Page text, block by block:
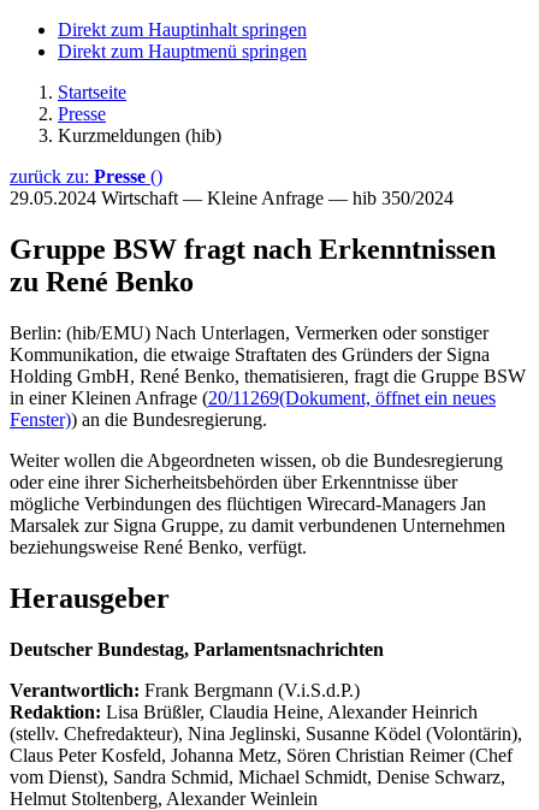
Direkt zum Hauptinhalt springen
Direkt zum Hauptmenü springen
Startseite
Presse
Kurzmeldungen (hib)
zurück zu: Presse ()
29.05.2024 Wirtschaft — Kleine Anfrage — hib 350/2024
Gruppe BSW fragt nach Erkenntnissen
zu René Benko
Berlin: (hib/EMU) Nach Unterlagen, Vermerken oder sonstiger
Kommunikation, die etwaige Straftaten des Gründers der Signa
Holding GmbH, René Benko, thematisieren, fragt die Gruppe BSW
in einer Kleinen Anfrage (20/11269(Dokument, öffnet ein neues
Fenster)) an die Bundesregierung.
Weiter wollen die Abgeordneten wissen, ob die Bundesregierung
oder eine ihrer Sicherheitsbehörden über Erkenntnisse über
mögliche Verbindungen des flüchtigen Wirecard-Managers Jan
Marsalek zur Signa Gruppe, zu damit verbundenen Unternehmen
beziehungsweise René Benko, verfügt.
Herausgeber
Deutscher Bundestag, Parlamentsnachrichten
Verantwortlich: Frank Bergmann (V.i.S.d.P.)
Redaktion: Lisa Brüßler, Claudia Heine, Alexander Heinrich
(stellv. Chefredakteur), Nina Jeglinski, Susanne Ködel (Volontärin),
Claus Peter Kosfeld, Johanna Metz, Sören Christian Reimer (Chef
vom Dienst), Sandra Schmid, Michael Schmidt, Denise Schwarz,
Helmut Stoltenberg, Alexander Weinlein